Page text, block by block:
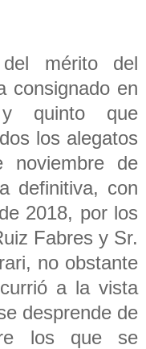
mérito del
consignado en
quinto que
los alegatos
de
definitiva, con
2018, por los
Fabres y Sr.
no obstante
a la vista
desprende de
los que se